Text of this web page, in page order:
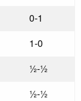
0-1
1-0
½-½
½-½